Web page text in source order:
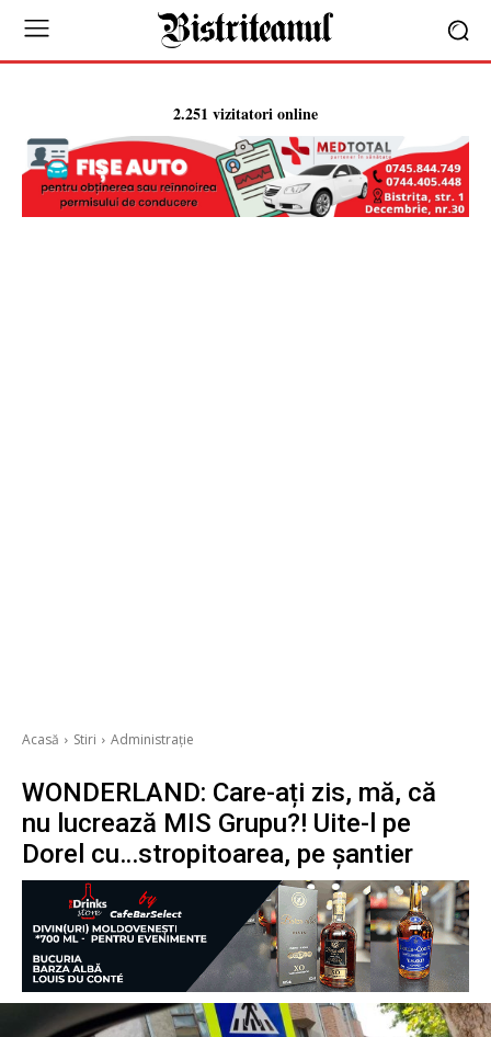
2.251 vizitatori online
Acasă Stiri Administrație
WONDERLAND: Care-ați zis, mă, că
nu lucrează MIS Grupu?! Uite-l pe
Dorel cu…stropitoarea, pe șantier